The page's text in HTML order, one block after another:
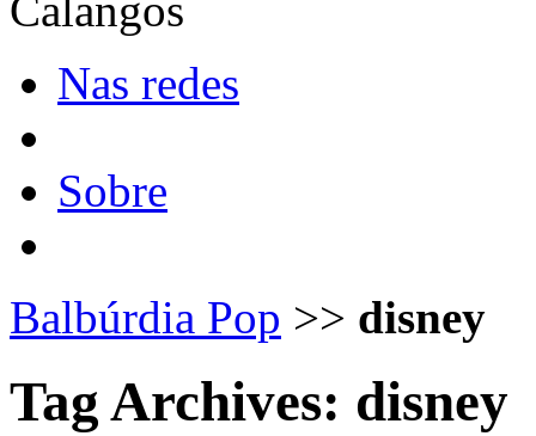
Nas redes
Sobre
Balbúrdia Pop >> disney
Tag Archives: disney